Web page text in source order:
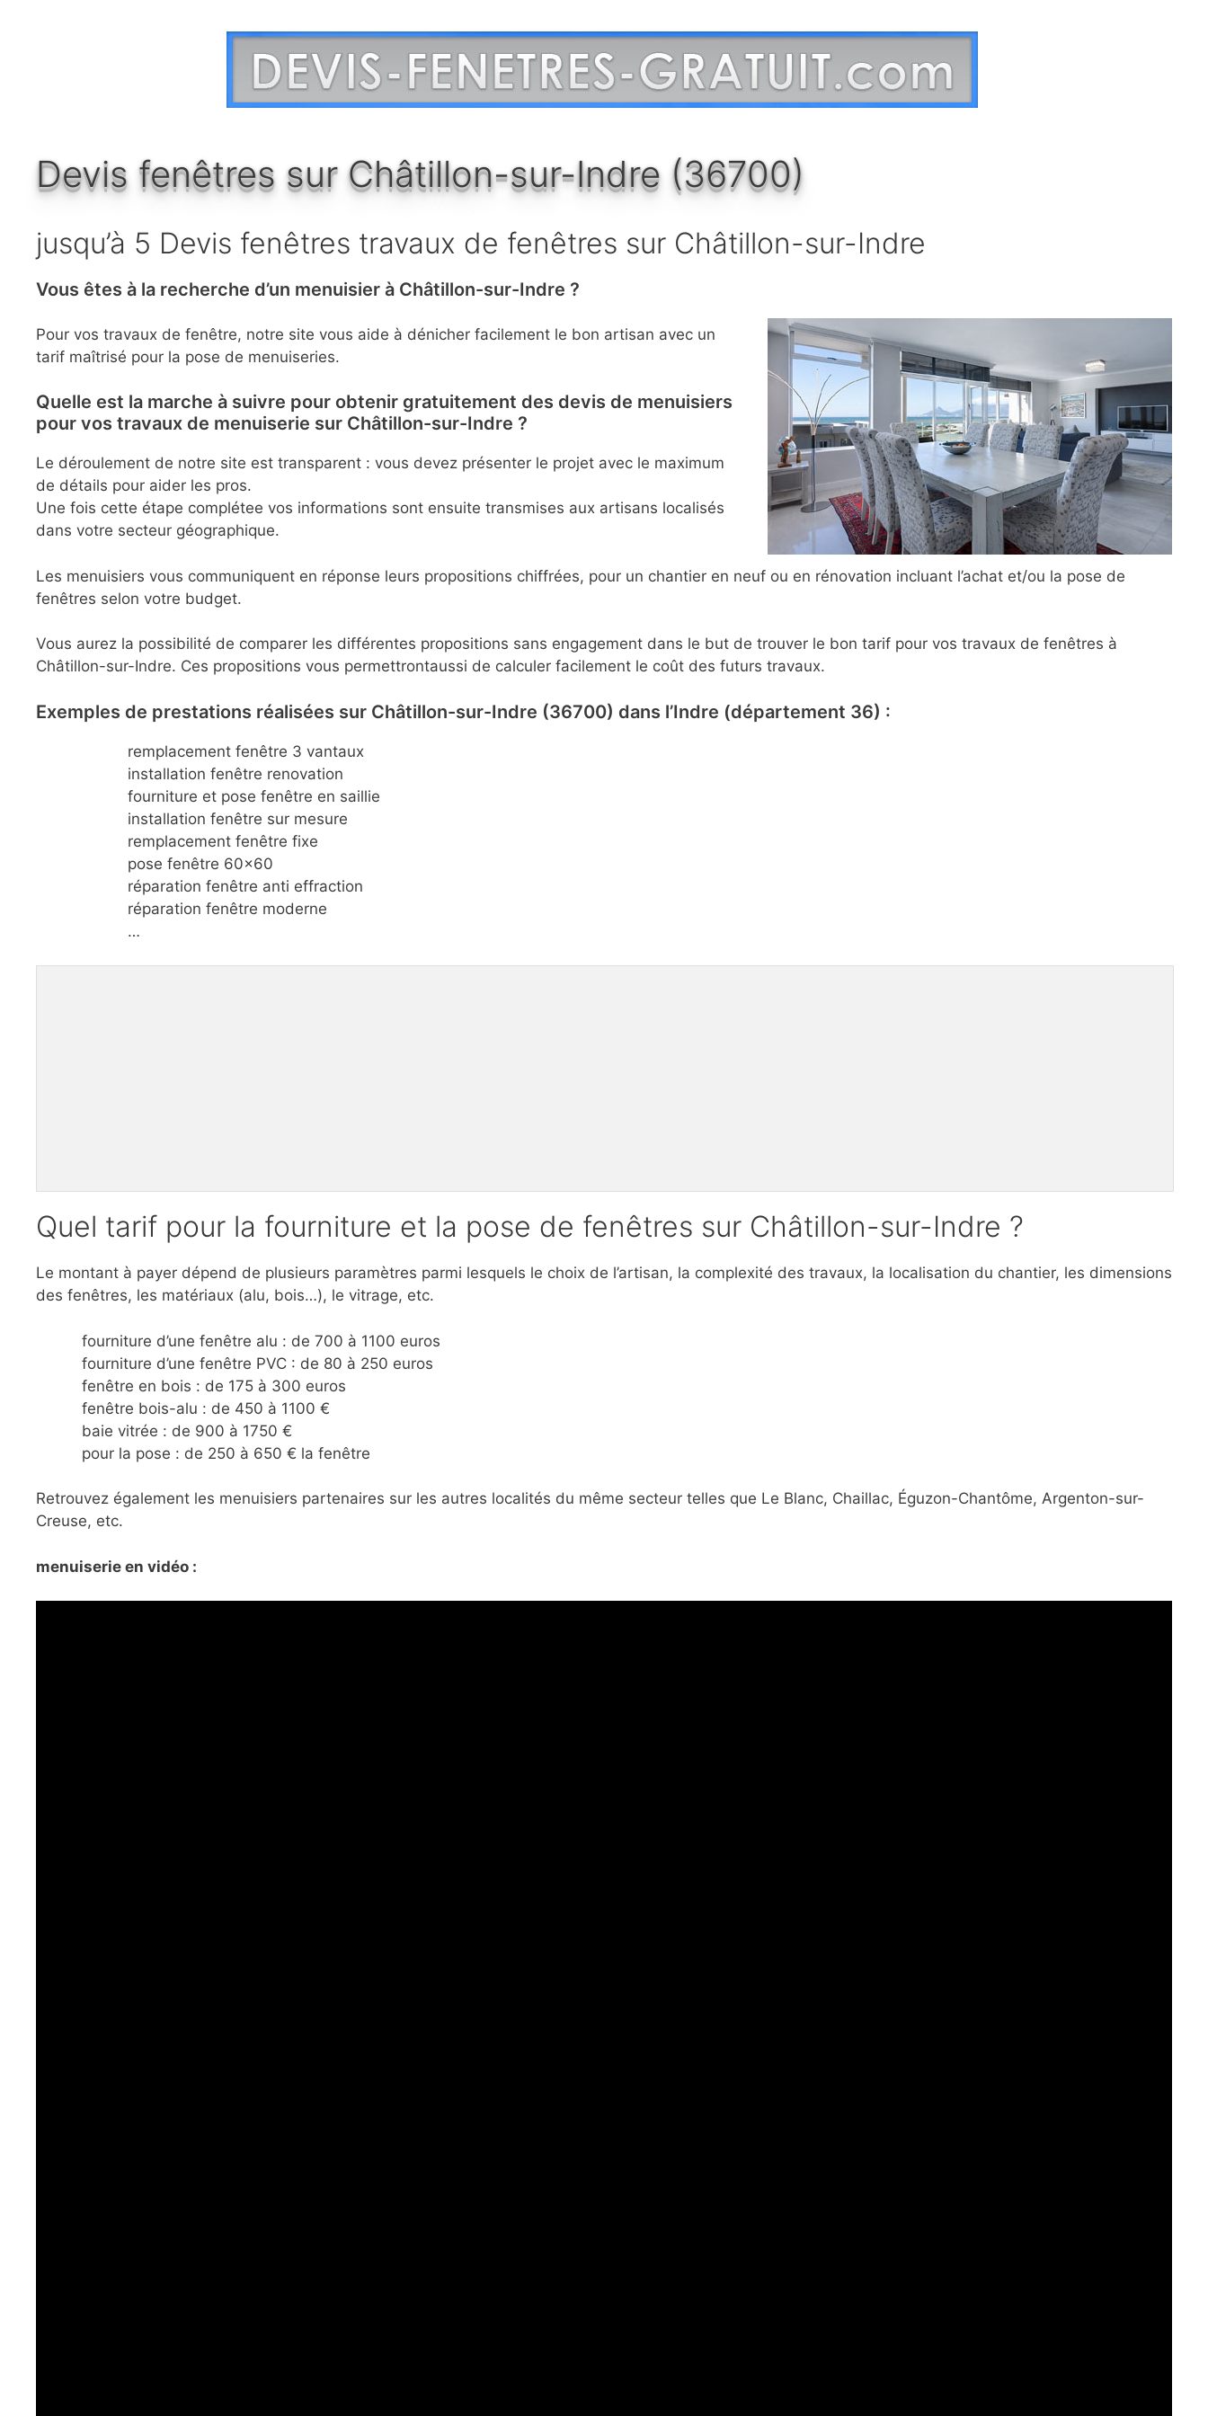
Devis fenêtres sur Châtillon-sur-Indre (36700)
jusqu’à 5 Devis fenêtres travaux de fenêtres sur Châtillon-sur-Indre
Vous êtes à la recherche d’un menuisier à Châtillon-sur-Indre ?
Pour vos travaux de fenêtre, notre site vous aide à dénicher facilement le bon artisan avec un
tarif maîtrisé pour la pose de menuiseries.
Quelle est la marche à suivre pour obtenir gratuitement des devis de menuisiers
pour vos travaux de menuiserie sur Châtillon-sur-Indre ?
Le déroulement de notre site est transparent : vous devez présenter le projet avec le maximum
de détails pour aider les pros.
Une fois cette étape complétee vos informations sont ensuite transmises aux artisans localisés
dans votre secteur géographique.
Les menuisiers vous communiquent en réponse leurs propositions chiffrées, pour un chantier en neuf ou en rénovation incluant l’achat et/ou la pose de
fenêtres selon votre budget.
Vous aurez la possibilité de comparer les différentes propositions sans engagement dans le but de trouver le bon tarif pour vos travaux de fenêtres à
Châtillon-sur-Indre. Ces propositions vous permettrontaussi de calculer facilement le coût des futurs travaux.
Exemples de prestations réalisées sur Châtillon-sur-Indre (36700) dans l’Indre (département 36) :
remplacement fenêtre 3 vantaux
installation fenêtre renovation
fourniture et pose fenêtre en saillie
installation fenêtre sur mesure
remplacement fenêtre fixe
pose fenêtre 60×60
réparation fenêtre anti effraction
réparation fenêtre moderne
…
Quel tarif pour la fourniture et la pose de fenêtres sur Châtillon-sur-Indre ?
Le montant à payer dépend de plusieurs paramètres parmi lesquels le choix de l’artisan, la complexité des travaux, la localisation du chantier, les dimensions
des fenêtres, les matériaux (alu, bois…), le vitrage, etc.
fourniture d’une fenêtre alu : de 700 à 1100 euros
fourniture d’une fenêtre PVC : de 80 à 250 euros
fenêtre en bois : de 175 à 300 euros
fenêtre bois-alu : de 450 à 1100 €
baie vitrée : de 900 à 1750 €
pour la pose : de 250 à 650 € la fenêtre
Retrouvez également les menuisiers partenaires sur les autres localités du même secteur telles que Le Blanc, Chaillac, Éguzon-Chantôme, Argenton-sur-
Creuse, etc.
menuiserie en vidéo :